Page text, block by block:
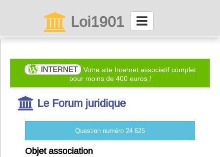
Loi1901
Connexion
Abonnez-vous à LettrAsso
Menu général
ServiceAsso
INTERNET
Votre site Internet associatif complet
pour moins de 400 euros !
Le Forum juridique
Question numéro 24 625
Objet association